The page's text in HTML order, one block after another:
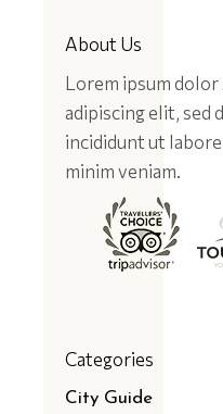
About Us
Lorem ipsum
adipiscing elit, sed
incididunt ut
minim veniam.
Categories
City Guide